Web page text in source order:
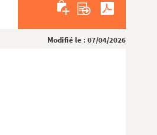
Modifié le : 07/04/2026